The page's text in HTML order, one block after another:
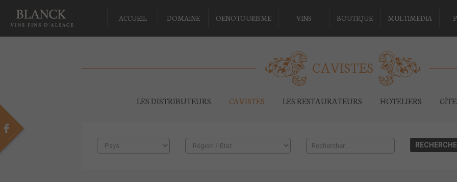
ACCUEIL DOMAINE OENOTOURISME VINS BOUTIQUE MULTIMEDIA
CAVISTES
LES DISTRIBUTEURS CAVISTES LES RESTAURATEURS HOTELIERS